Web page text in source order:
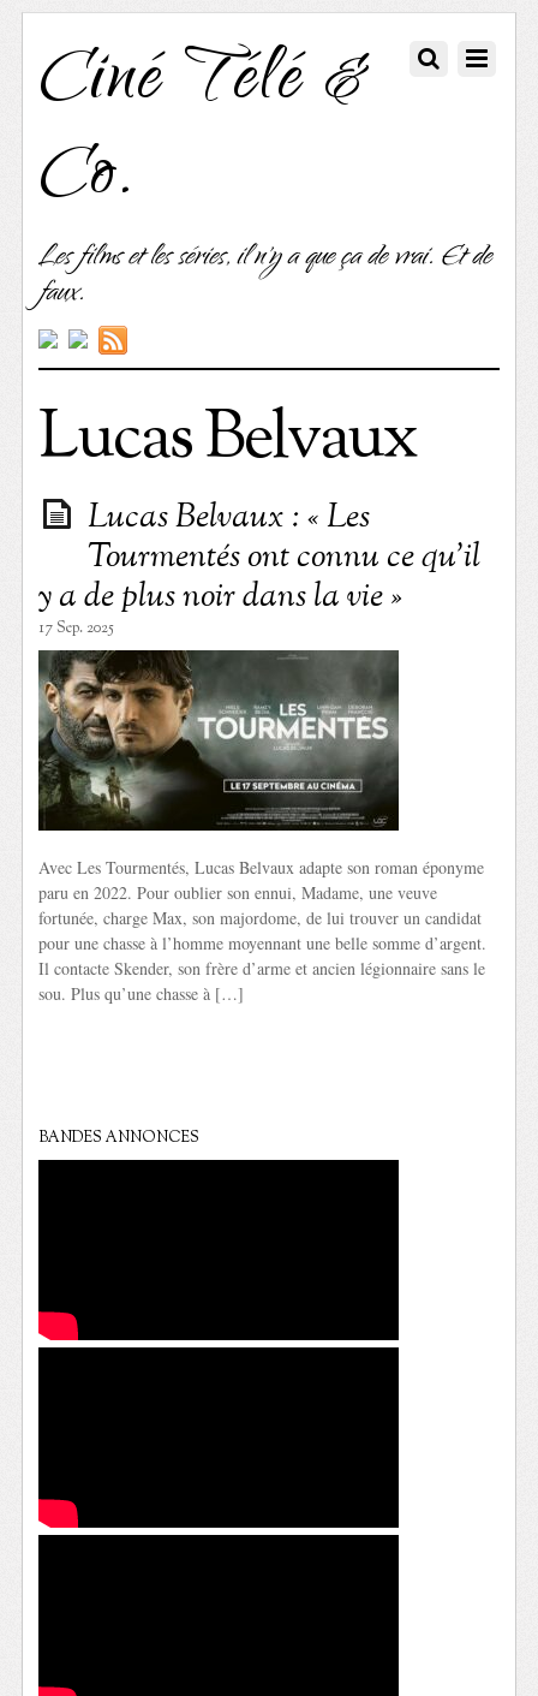
Ciné Télé &
Co.
Les films et les séries, il n'y a que ça de vrai. Et de
faux.
Lucas Belvaux
Lucas Belvaux : « Les
Tourmentés ont connu ce qu’il
y a de plus noir dans la vie »
17 Sep. 2025
Avec Les Tourmentés, Lucas Belvaux adapte son roman éponyme
paru en 2022. Pour oublier son ennui, Madame, une veuve
fortunée, charge Max, son majordome, de lui trouver un candidat
pour une chasse à l’homme moyennant une belle somme d’argent.
Il contacte Skender, son frère d’arme et ancien légionnaire sans le
sou. Plus qu’une chasse à […]
BANDES ANNONCES